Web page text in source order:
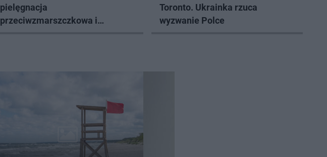
pielęgnacja
przeciwzmarszczkowa i
Toronto. Ukrainka rzuca
wyzwanie Polce